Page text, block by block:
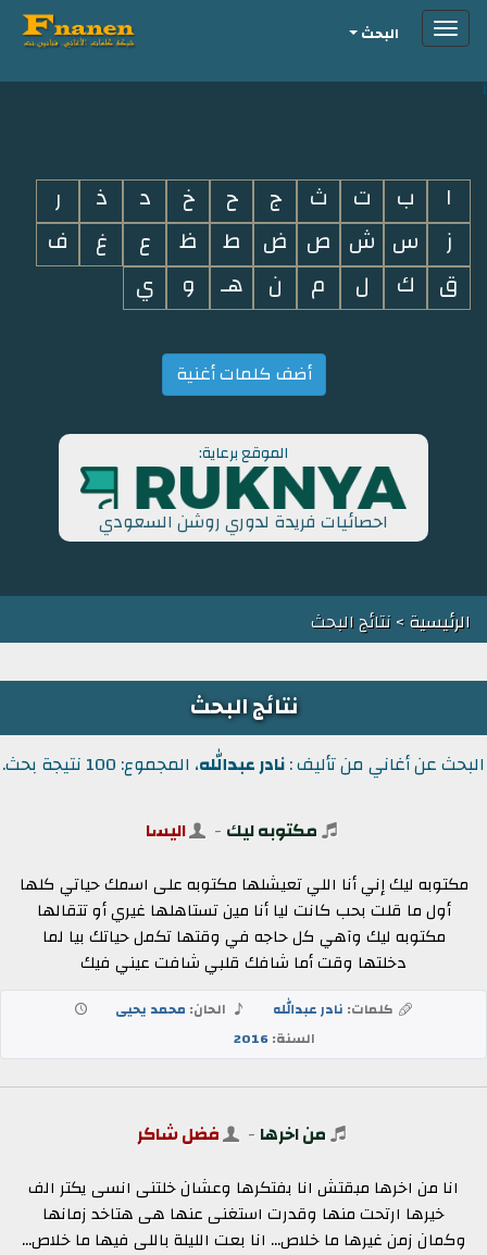
i
Toggleالبحث
ا ب ت ث ج ح خ د ذ
ر
ز
س ش ص ض ط ظ ع غ
ف
ق
ك ل م ن هـ و ي
أضف كلمات أغنية
الموقع برعاية:
احصائيات فريدة لدوري روشن السعودي
الرئيسية> نتائج البحث
نتائج البحث
البحث عن أغاني من تأليف :نادر عبدالله، المجموع: 100 نتيجة بحث.
مكتوبه ليك - اليسا
مكتوبه ليك إني أنا اللي تعيشلها مكتوبه على اسمك حياتي كلها
أول ما قلت بحب كانت ليا أنا مين تستاهلها غيري أو تتقالها
مكتوبه ليك وآهي كل حاجه في وقتها تكمل حياتك بيا لما
دخلتها وقت أما شافك قلبي شافت عيني فيك
كلمات: نادر عبدالله الحان: محمد يحيى
السنة:2016
من اخرها - فضل شاكر
انا من اخرها مبقتش انا بفتكرها وعشان خلتنى انسى يكتر الف
خيرها ارتحت منها وقدرت استغنى عنها هى هتاخد زمانها
وكمان زمن غيرها ما خلاص... انا بعت الليلة باللى فيها ما خلاص...